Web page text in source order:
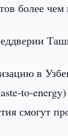
более
в
to-
смогут